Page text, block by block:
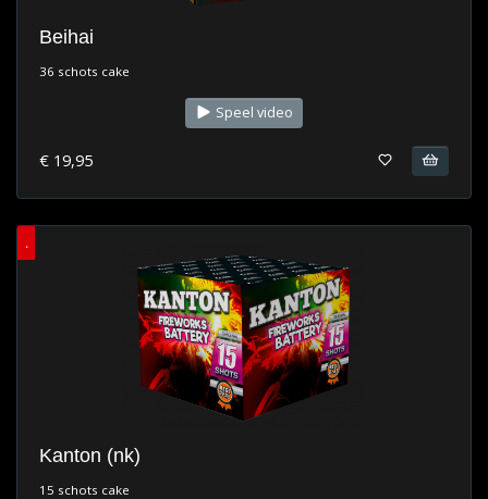
Beihai
36 schots cake
Speel video
€ 19,95
.
Kanton (nk)
15 schots cake